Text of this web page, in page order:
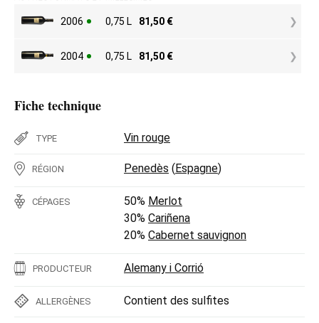
2006 0,75 L 81,50 €
2004 0,75 L 81,50 €
Fiche technique
TYPE Vin rouge
RÉGION Penedès (Espagne)
CÉPAGES 50% Merlot
30% Cariñena
20% Cabernet sauvignon
PRODUCTEUR Alemany i Corrió
ALLERGÈNES Contient des sulfites